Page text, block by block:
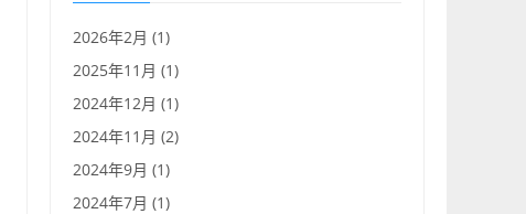
2026年2月 (1)
2025年11月 (1)
2024年12月 (1)
2024年11月 (2)
2024年9月 (1)
2024年7月 (1)